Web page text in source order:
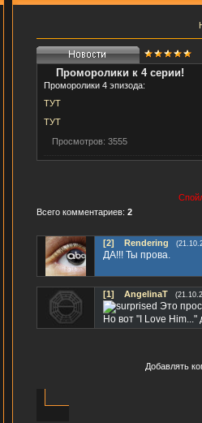
Проморолики к 4 серии!
Проморолики 4 эпизода:
ТУТ
ТУТ
Просмотров: 3555
Всего комментариев: 2
[2] Rendering
ДА!!! Ты прова.
[1] AngelinaT
Это
Но вот "I Love Him..."
Добавлять